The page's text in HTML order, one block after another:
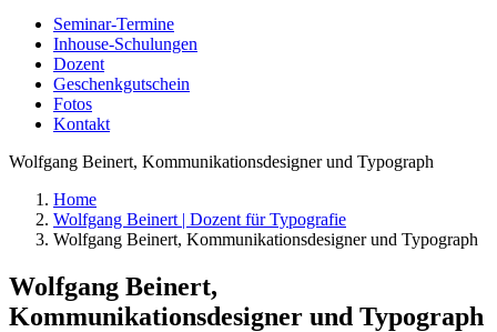
Seminar-Termine
Inhouse-Schulungen
Dozent
Geschenkgutschein
Fotos
Kontakt
Wolfgang Beinert, Kommunikationsdesigner und Typograph
Home
Wolfgang Beinert | Dozent für Typografie
Wolfgang Beinert, Kommunikationsdesigner und Typograph
Wolfgang Beinert,
Kommunikationsdesigner und Typograph